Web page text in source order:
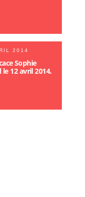
2014
Sophie
le 12 avril 2014.